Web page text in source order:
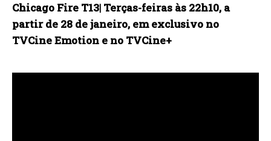
Chicago Fire T13| Terças-feiras às 22h10, a
partir de 28 de janeiro, em exclusivo no
TVCine Emotion e no TVCine+